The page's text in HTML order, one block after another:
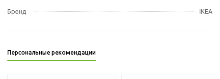
Бренд IKEA
Персональные рекомендации